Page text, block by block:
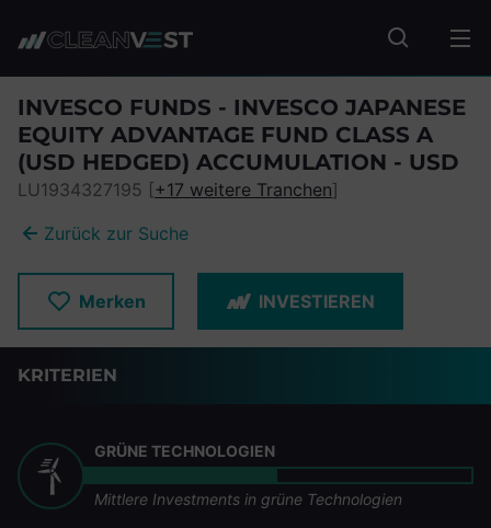
Fonds
INVESCO FUNDS - INVESCO JAPANESE
EQUITY ADVANTAGE FUND CLASS A
(USD HEDGED) ACCUMULATION - USD
LU1934327195 [+17 weitere Tranchen]
Zurück zur Suche
Merken INVESTIEREN
KRITERIEN
GRÜNE TECHNOLOGIEN
Mittlere Investments in grüne Technologien